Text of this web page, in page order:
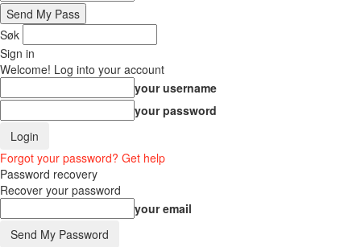
Søk
Sign in
Welcome! Log into your account
your username
your password
Forgot your password? Get help
Password recovery
Recover your password
your email